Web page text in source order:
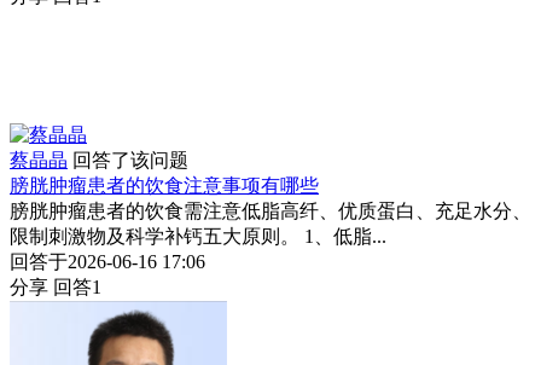
蔡晶晶 回答了该问题
膀胱肿瘤患者的饮食注意事项有哪些
膀胱肿瘤患者的饮食需注意低脂高纤、优质蛋白、充足水分、
限制刺激物及科学补钙五大原则。 1、低脂...
回答于2026-06-16 17:06
分享 回答1